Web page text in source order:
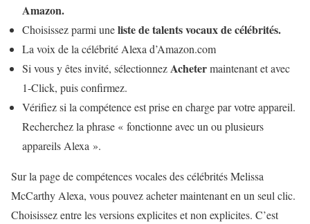
Amazon.
Choisissez parmi uneliste de talents vocaux de célébrités.
La voix de la célébrité Alexa d’Amazon.com
Si vous y êtes invité, sélectionnezAchetermaintenant et avec
1-Click, puis confirmez.
Vérifiez si la compétence est prise en charge par votre appareil.
Recherchez la phrase « fonctionne avec un ou plusieurs
appareils Alexa ».
Sur la page de compétences vocales des célébrités Melissa
McCarthy Alexa, vous pouvez acheter maintenant en un seul clic.
Choisissez entre les versions explicites et non explicites. C’est